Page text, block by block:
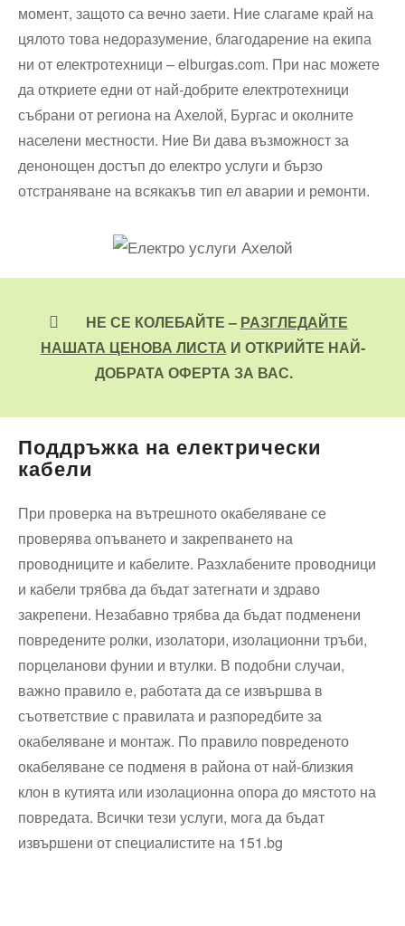
момент, защото са вечно заети. Ние слагаме край на
цялото това недоразумение, благодарение на екипа
ни от електротехници – elburgas.com. При нас можете
да откриете едни от най-добрите електротехници
събрани от региона на Ахелой, Бургас и околните
населени местности. Ние Ви дава възможност за
денонощен достъп до електро услуги и бързо
отстраняване на всякакъв тип ел аварии и ремонти.
НЕ СЕ КОЛЕБАЙТЕ – РАЗГЛЕДАЙТЕ
НАШАТА ЦЕНОВА ЛИСТА И ОТКРИЙТЕ НАЙ-
ДОБРАТА ОФЕРТА ЗА ВАС.
Поддръжка на електрически
кабели
При проверка на вътрешното окабеляване се
проверява опъването и закрепването на
проводниците и кабелите. Разхлабените проводници
и кабели трябва да бъдат затегнати и здраво
закрепени. Незабавно трябва да бъдат подменени
повредените ролки, изолатори, изолационни тръби,
порцеланови фунии и втулки. В подобни случаи,
важно правило е, работата да се извършва в
съответствие с правилата и разпоредбите за
окабеляване и монтаж. По правило повреденото
окабеляване се подменя в района от най-близкия
клон в кутията или изолационна опора до мястото на
повредата. Всички тези услуги, мога да бъдат
извършени от специалистите на 151.bg